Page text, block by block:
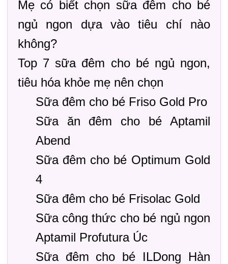
Mẹ có biết chọn sữa đêm cho bé
ngủ ngon dựa vào tiêu chí nào
không?
Top 7 sữa đêm cho bé ngủ ngon,
tiêu hóa khỏe mẹ nên chọn
Sữa đêm cho bé Friso Gold Pro
Sữa ăn đêm cho bé Aptamil
Abend
Sữa đêm cho bé Optimum Gold
4
Sữa đêm cho bé Frisolac Gold
Sữa công thức cho bé ngủ ngon
Aptamil Profutura Úc
Sữa đêm cho bé ILDong Hàn